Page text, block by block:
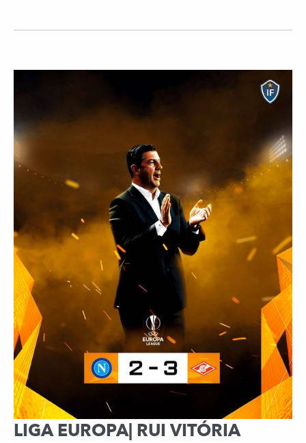
LIGA EUROPA| RUI VITÓRIA